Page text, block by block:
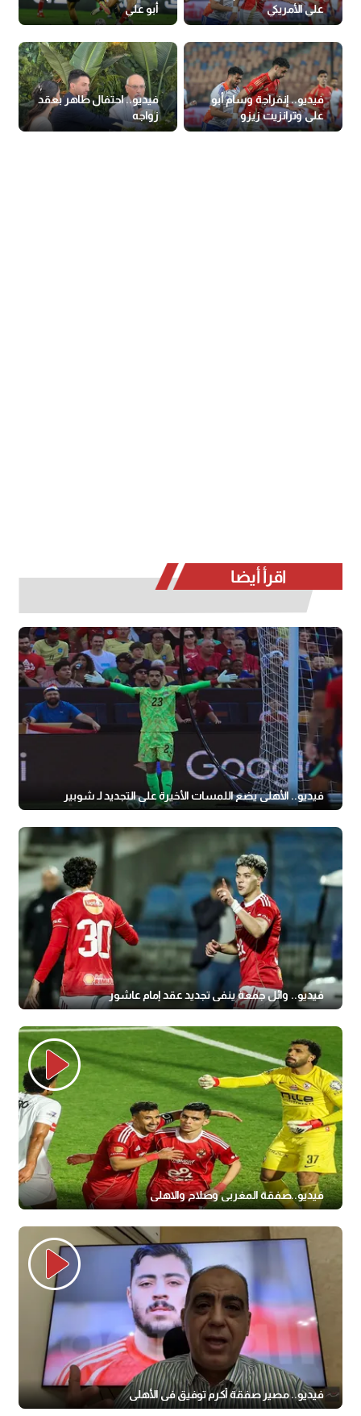
علي الأمريكي
أبو علي
فيديو.. إنفراجة وسام أبو
علي وترانزيت زيزو
فيديو.. احتفال طاهر بعقد
زواجه
اقرأ أيضا
فيديو.. الأهلي يضع اللمسات الأخيرة على التجديد لـ شوبير
فيديو.. وائل جمعة ينفي تجديد عقد إمام عاشور
فيديو..صفقة المغربى وصلاح والاهلى
فيديو.. مصير صفقة أكرم توفيق في الأهلي